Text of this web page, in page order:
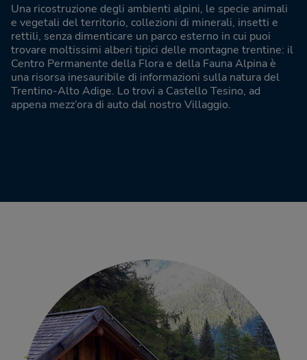
Una ricostruzione degli ambienti alpini, le specie animali
e vegetali del territorio, collezioni di minerali, insetti e
rettili, senza dimenticare un parco esterno in cui puoi
trovare moltissimi alberi tipici delle montagne trentine: il
Centro Permanente della Flora e della Fauna Alpina è
una risorsa inesauribile di informazioni sulla natura del
Trentino-Alto Adige. Lo trovi a Castello Tesino, ad
appena mezz’ora di auto dal nostro Villaggio.